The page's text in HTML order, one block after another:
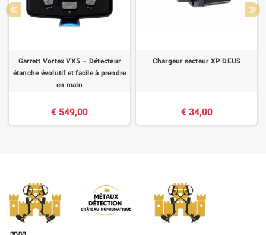
Garrett Vortex VX5 – Détecteur
étanche évolutif et facile à prendre
en main
€ 549,00
Chargeur secteur XP DEUS
€ 34,00